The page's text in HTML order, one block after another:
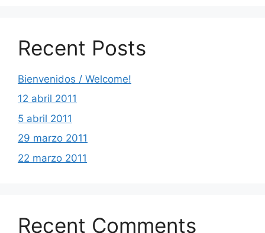
Recent Posts
Bienvenidos / Welcome!
12 abril 2011
5 abril 2011
29 marzo 2011
22 marzo 2011
Recent Comments